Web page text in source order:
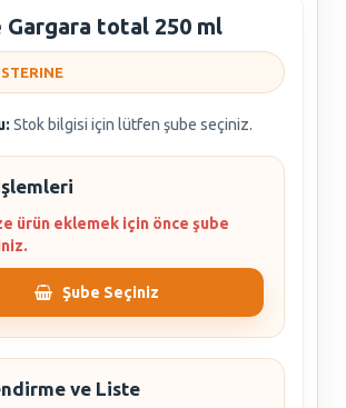
Gargara total 250 ml
Stok bilgisi için lütfen şube seçiniz.
ürün eklemek için önce şube
Şube Seçiniz
ve Liste